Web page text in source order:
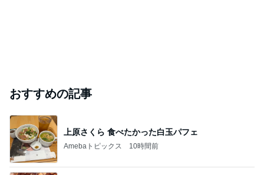
おすすめの記事
上原さくら 食べたかった白玉パフェ
Amebaトピックス 10時間前